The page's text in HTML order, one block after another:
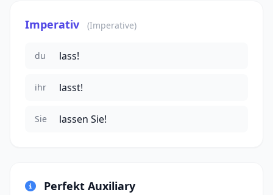
Imperativ (Imperative)
du lass!
ihr lasst!
Sie lassen Sie!
Perfekt Auxiliary